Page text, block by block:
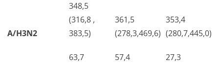
A/H3N2
348,5
(316,8 ,
383,5)
361,5
(278,3,469,6)
353,4
(280,7,445,0)
63,7
57,4
27,3